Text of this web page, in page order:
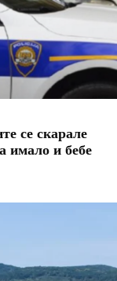
се скарале
имало и бебе